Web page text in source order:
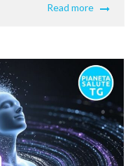
Read more